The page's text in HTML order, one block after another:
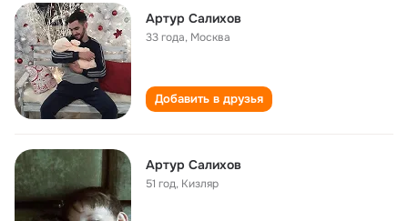
Артур Салихов
33 года, Москва
Добавить в друзья
Артур Салихов
51 год, Кизляр